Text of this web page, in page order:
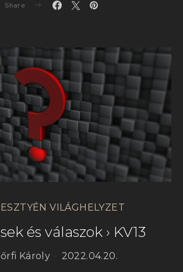
Share
VILÁGHELYZET
és válaszok › KV13
Károly 2022.04.20.